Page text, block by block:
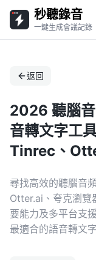
秒聽錄音
一鍵生成會議記錄
返回
2026 聽腦
音轉文字工
Tinrec、
尋找高效的聽腦音
Otter.ai、夸克瀏覽
要能力及多平台支
最適合的語音轉文